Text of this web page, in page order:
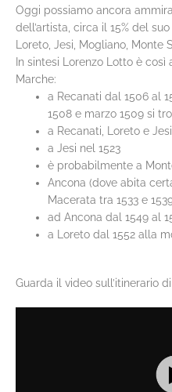
Oggi possiamo ancora
dell’artista, circa il 15% del
Loreto, Jesi, Mogliano, Monte
In sintesi Lorenzo Lotto è
Marche:
a Recanati dal 1506 al
1508 e marzo 1509 si
a Recanati, Loreto e
a Jesi nel 1523
è probabilmente a
Ancona (dove abita
Macerata tra 1533 e
ad Ancona dal 1549 al
a Loreto dal 1552 alla
Guarda il video sull’itinerario